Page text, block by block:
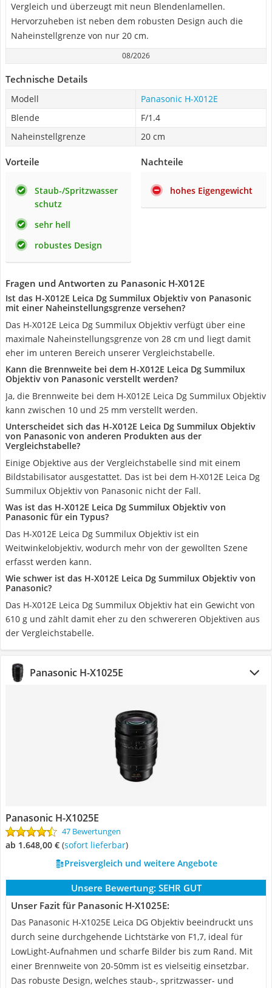
Vergleich und überzeugt mit neun Blendenlamellen.
Hervorzuheben ist neben dem robusten Design auch die
Naheinstellgrenze von nur 20 cm.
08/2026
Technische Details
Modell
Panasonic H-X012E
Blende
F/1.4
Naheinstellgrenze
20 cm
Vorteile
Staub-/Spritzwasser
schutz
sehr hell
robustes Design
Nachteile
hohes Eigengewicht
Fragen und Antworten zu Panasonic H-X012E
Ist das H-X012E Leica Dg Summilux Objektiv von Panasonic
mit einer Naheinstellungsgrenze versehen?
Das H-X012E Leica Dg Summilux Objektiv verfügt über eine
maximale Naheinstellungsgrenze von 28 cm und liegt damit
eher im unteren Bereich unserer Vergleichstabelle.
Kann die Brennweite bei dem H-X012E Leica Dg Summilux
Objektiv von Panasonic verstellt werden?
Ja, die Brennweite bei dem H-X012E Leica Dg Summilux Objektiv
kann zwischen 10 und 25 mm verstellt werden.
Unterscheidet sich das H-X012E Leica Dg Summilux Objektiv
von Panasonic von anderen Produkten aus der
Vergleichstabelle?
Einige Objektive aus der Vergleichstabelle sind mit einem
Bildstabilisator ausgestattet. Das ist bei dem H-X012E Leica Dg
Summilux Objektiv von Panasonic nicht der Fall.
Was ist das H-X012E Leica Dg Summilux Objektiv von
Panasonic für ein Typus?
Das H-X012E Leica Dg Summilux Objektiv ist ein
Weitwinkelobjektiv, wodurch mehr von der gewollten Szene
erfasst werden kann.
Wie schwer ist das H-X012E Leica Dg Summilux Objektiv von
Panasonic?
Das H-X012E Leica Dg Summilux Objektiv hat ein Gewicht von
610 g und zählt damit eher zu den schwereren Objektiven aus
der Vergleichstabelle.
Panasonic H-X1025E
Panasonic H-X1025E
47 Bewertungen
ab 1.648,00 € ( Sofort lieferbar)
Preisvergleich und weitere Angebote
Unsere Bewertung: SEHR GUT
Unser Fazit für Panasonic H-X1025E:
Das Panasonic H-X1025E Leica DG Objektiv beeindruckt uns
durch seine durchgehende Lichtstärke von F1,7, ideal für
LowLight-Aufnahmen und scharfe Bilder bis zum Rand. Mit
einer Brennweite von 20-50mm ist es vielseitig einsetzbar.
Das robuste Design, welches staub-, spritzwasser- und